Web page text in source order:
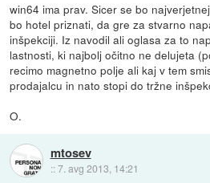
win64 ima prav. Sicer se bo
bo hotel priznati, da gre za stvarno
inšpekciji. Iz navodil ali oglasa za to
lastnosti, ki najbolj očitno ne delujeta
recimo magnetno polje ali kaj v tem
prodajalcu in nato stopi do tržne
O.
mtosev
::7. avg 2013, 14:21